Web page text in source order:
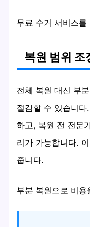
무료 수거 서비스
복원 범위 조
전체 복원 대신 부
절감할 수 있습니
하고, 복원 전 전문
리가 가능합니다.
줍니다.
부분 복원으로 비